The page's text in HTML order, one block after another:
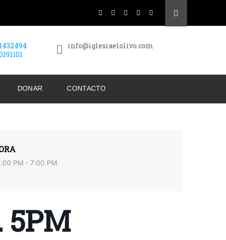
info@iglesiaelolivo.com
DONAR CONTACTO
PM - 7:00 PM
5PM